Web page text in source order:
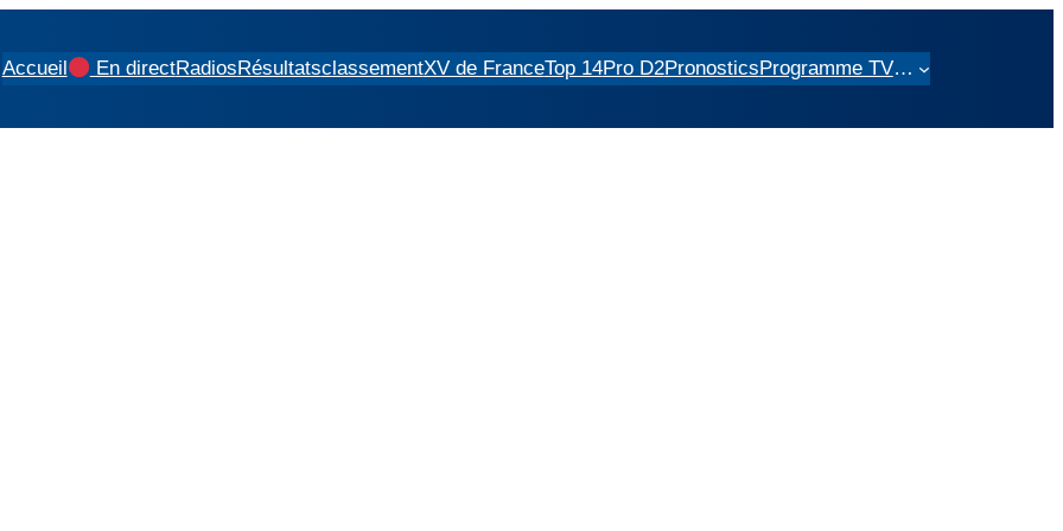
Accueil En directRadiosRésultatsclassementXV de FranceTop 14Pro D2PronosticsProgramme TV…